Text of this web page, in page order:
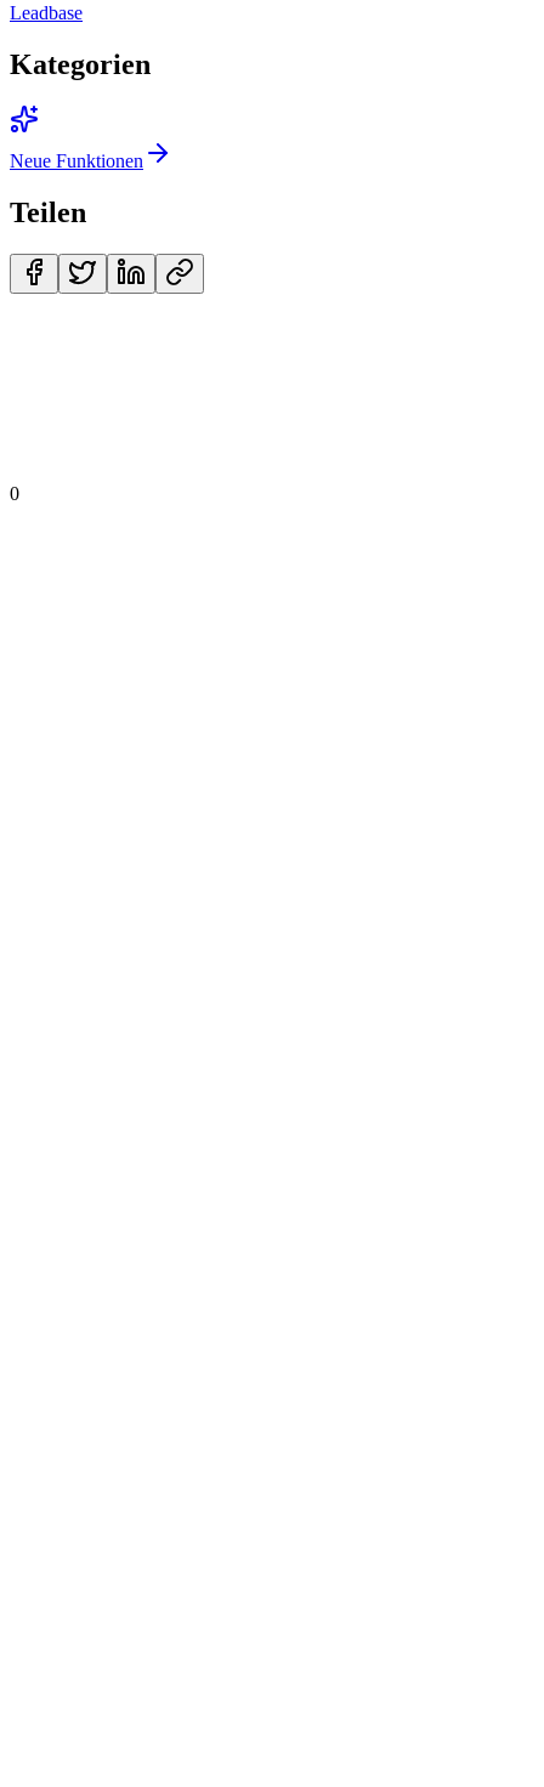
Leadbase
Kategorien
Neue Funktionen
Teilen
0